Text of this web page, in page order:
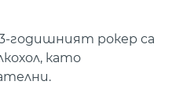
годишният рокер са
като